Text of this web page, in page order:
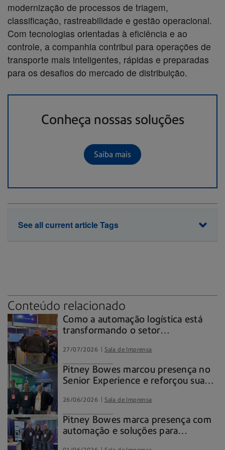
modernização de processos de triagem,
classificação, rastreabilidade e gestão operacional.
Com tecnologias orientadas à eficiência e ao
controle, a companhia contribui para operações de
transporte mais inteligentes, rápidas e preparadas
para os desafios do mercado de distribuição.
Conheça nossas soluções
Saiba mais
See all current article Tags
Conteúdo relacionado
Como a automação logística está
transformando o setor
27/07/2026 Sala de Imprensa
Pitney Bowes marcou presença no
Senior Experience e reforçou sua
intralogística
26/06/2026 Sala de Imprensa
Pitney Bowes marca presença com
automação e soluções para